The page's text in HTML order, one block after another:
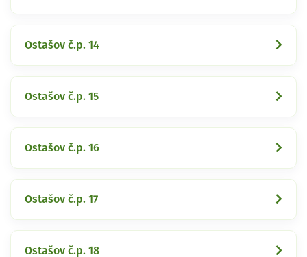
Ostašov č.p. 14
Ostašov č.p. 15
Ostašov č.p. 16
Ostašov č.p. 17
Ostašov č.p. 18